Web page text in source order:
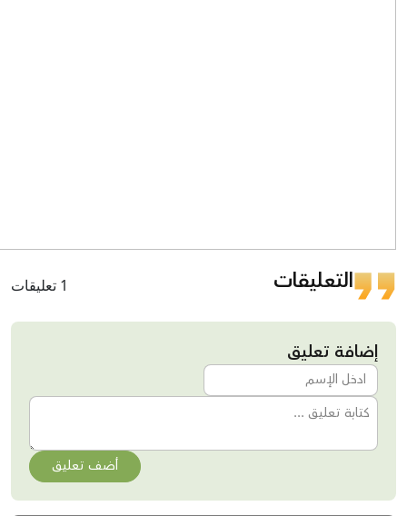
التعليقات 1 تعليقات
إضافة تعليق
أضف تعليق